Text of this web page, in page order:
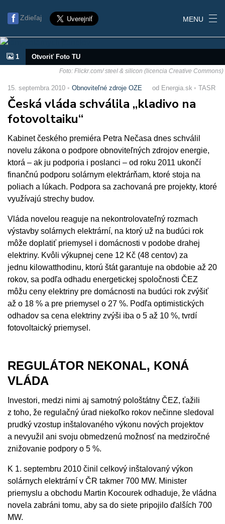
Zdieľaj MENU
1 Otvoriť Foto TU
Foto: Flickr.com/ steel & silicon (licencia Creative Commons)
15. septembra 2010 Obnoviteľné zdroje OZE od Energia.sk TASR
Česká vláda schválila „kladivo na
fotovoltaiku“
Kabinet českého premiéra Petra Nečasa dnes schválil
novelu zákona o podpore obnoviteľných zdrojov energie,
ktorá – ak ju podporia i poslanci – od roku 2011 ukončí
finančnú podporu solárnym elektrárňam, ktoré stoja na
poliach a lúkach. Podpora sa zachovaná pre projekty, ktoré
využívajú strechy budov.
Vláda novelou reaguje na nekontrolovateľný rozmach
výstavby solárnych elektrární, na ktorý už na budúci rok
môže doplatiť priemysel i domácnosti v podobe drahej
elektriny. Kvôli výkupnej cene 12 Kč (48 centov) za
jednu kilowatthodinu, ktorú štát garantuje na obdobie až 20
rokov, sa podľa odhadu energetickej spoločnosti ČEZ
môžu ceny elektriny pre domácnosti na budúci rok zvýšiť
až o 18 % a pre priemysel o 27 %. Podľa optimistických
odhadov sa cena elektriny zvýši iba o 5 až 10 %, tvrdí
fotovoltaický priemysel.
REGULÁTOR NEKONAL, KONÁ
VLÁDA
Investori, medzi nimi aj samotný pološtátny ČEZ, ťažili
z toho, že regulačný úrad niekoľko rokov nečinne sledoval
prudký vzostup inštalovaného výkonu nových projektov
a nevyužil ani svoju obmedzenú možnosť na medziročné
znižovanie podpory o 5 %.
K 1. septembru 2010 činil celkový inštalovaný výkon
solárnych elektrární v ČR takmer 700 MW. Minister
priemyslu a obchodu Martin Kocourek odhaduje, že vládna
novela zabráni tomu, aby sa do siete pripojilo ďalších 700
MW.